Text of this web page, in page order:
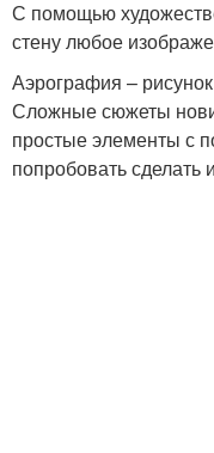
С помощью
стену любое
Аэрография –
Сложные сюжеты
простые элементы с
попробовать сделать